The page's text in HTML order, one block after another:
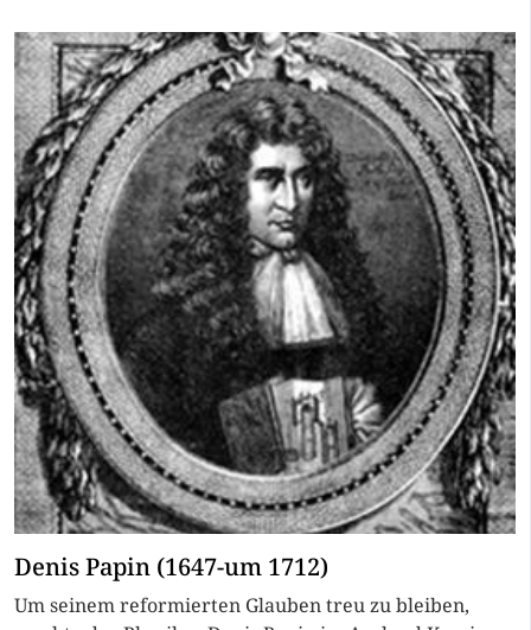
Denis Papin (1647-um 1712)
Um seinem reformierten Glauben treu zu bleiben,